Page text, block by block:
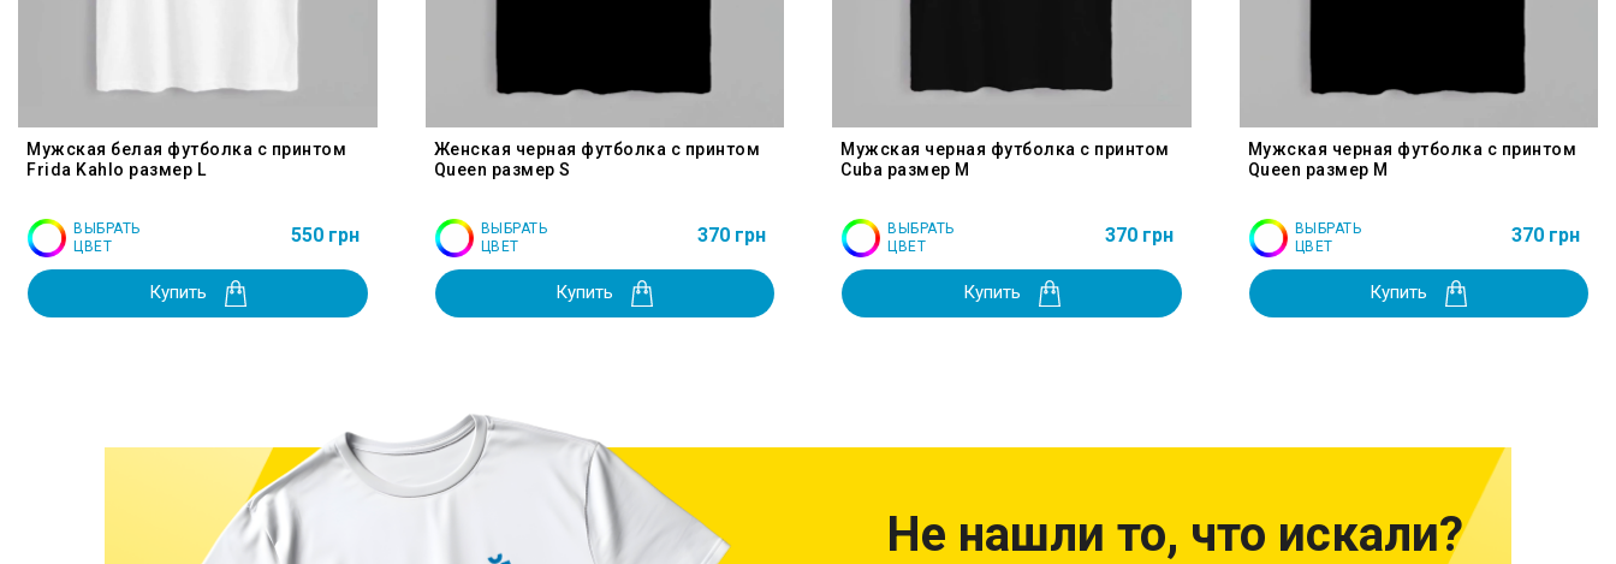
Мужская белая футболка с принтом
Frida Kahlo размер L
ВЫБРАТЬ
ЦВЕТ
550 грн
Купить
Женская черная футболка с принтом
Queen размер S
ВЫБРАТЬ
ЦВЕТ
370 грн
Купить
Мужская черная футболка с принтом
Cuba размер M
ВЫБРАТЬ
ЦВЕТ
370 грн
Купить
Мужская черная футболка с принтом
Queen размер M
ВЫБРАТЬ
ЦВЕТ
370 грн
Купить
Не нашли то, что искали?